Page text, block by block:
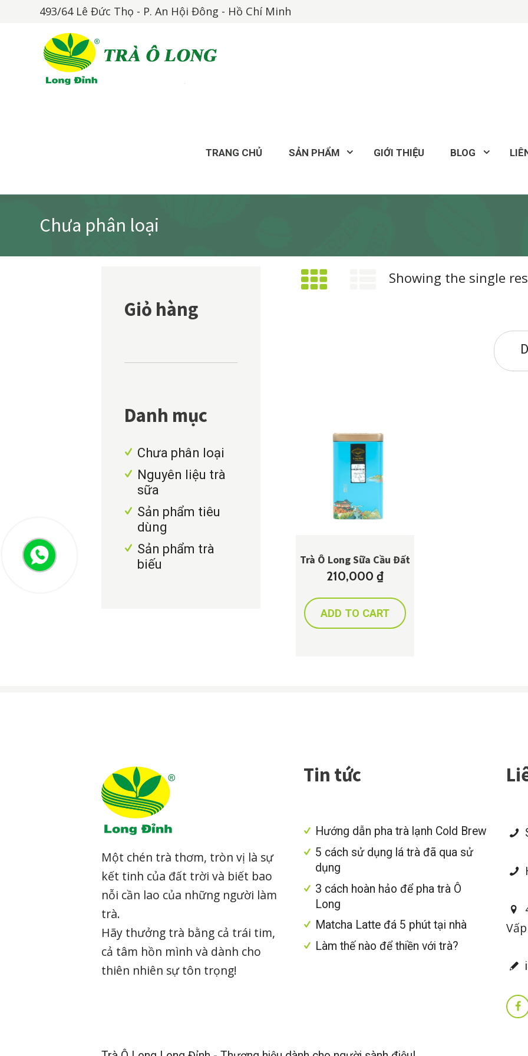
493/64 Lê Đức Thọ - P. An Hội Đông - Hồ Chí Minh
TRANG CHỦ SẢN PHẨM GIỚI THIỆU BLOG
Chưa phân loại
Showing the single
Trà Ô Long Sữa Cầu Đất
210,000 ₫
ADD TO CART
Giỏ hàng
Danh mục
Chưa phân loại
Nguyên liệu trà
sữa
Sản phẩm tiêu
dùng
Sản phẩm trà
biếu
Một chén trà thơm, tròn vị là sự
kết tinh của đất trời và biết bao
nỗi cần lao của những người làm
trà.
Hãy thưởng trà bằng cả trái tim,
cả tâm hồn mình và dành cho
thiên nhiên sự tôn trọng!
Tin tức
Hướng dẫn pha trà lạnh Cold Brew
5 cách sử dụng lá trà đã qua sử
dụng
3 cách hoàn hảo để pha trà Ô
Long
Matcha Latte đá 5 phút tại nhà
Làm thế nào để thiền với trà?